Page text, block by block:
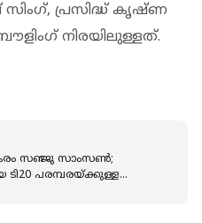
പ്രസിദ്ധ് കൃഷ്ണ
നിരയിലുള്ളത്.
സഞ്ജു സാംസൺ;
ടി20 പരമ്പരയ്ക്കുള്ള